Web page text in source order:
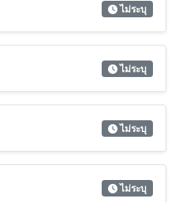
ไม่ระบุ
ไม่ระบุ
ไม่ระบุ
ไม่ระบุ